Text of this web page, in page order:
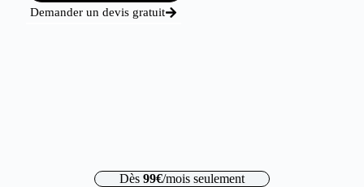
Demander un devis gratuit
Dès 99€/mois seulement